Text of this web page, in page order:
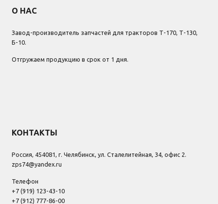
О НАС
Завод-производитель запчастей для тракторов Т-170, Т-130,
Б-10.
Отгружаем продукцию в срок от 1 дня.
КОНТАКТЫ
Россия, 454081, г. Челябинск, ул. Сталелитейная, 34, офис 2.
zps74@yandex.ru
Телефон
+7 (919) 123-43-10
+7 (912) 777-86-00